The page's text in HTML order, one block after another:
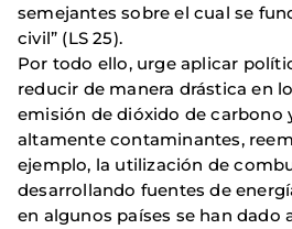
semejantes sobre el cual se
civil” (LS 25).
Por todo ello, urge aplicar
reducir de manera drástica en
emisión de dióxido de carbono
altamente contaminantes,
ejemplo, la utilización de
desarrollando fuentes de
en algunos países se han dado